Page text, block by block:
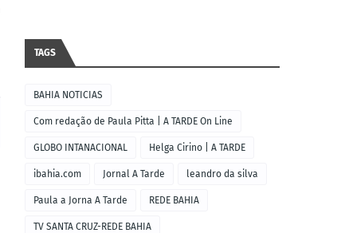
TAGS
BAHIA NOTICIAS
Com redação de Paula Pitta | A TARDE On Line
GLOBO INTANACIONAL Helga Cirino | A TARDE
ibahia.com Jornal A Tarde leandro da silva
Paula a Jorna A Tarde REDE BAHIA
TV SANTA CRUZ-REDE BAHIA